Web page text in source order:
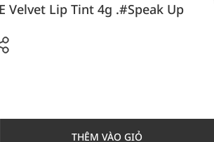
Velvet Lip Tint 4g .#Speak Up
THÊM VÀO GIỎ